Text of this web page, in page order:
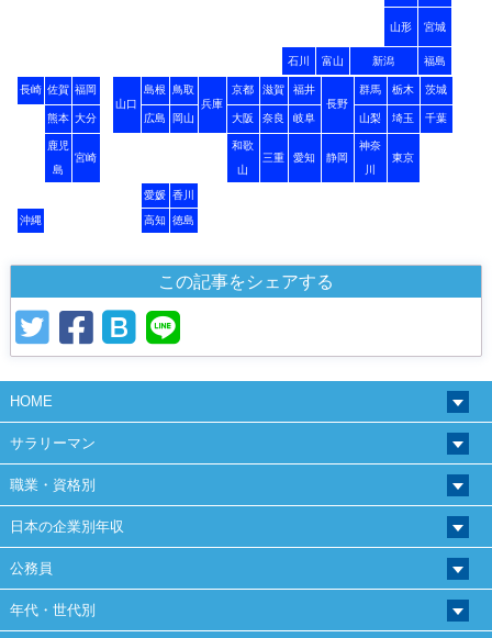
山形 宮城
石川 富山 新潟 福島
長崎 佐賀 福岡
山口
島根
鳥取
兵庫
京都 滋賀
福井
長野
群馬 栃木 茨城
熊本 大分 広島 岡山 大阪 奈良 岐阜 山梨 埼玉 千葉
鹿児
島
宮崎
和歌
山
三重 愛知 静岡
神奈
川
東京
愛媛 香川
沖縄 高知 徳島
この記事をシェアする
HOME
サラリーマン
職業・資格別
日本の企業別年収
公務員
年代・世代別